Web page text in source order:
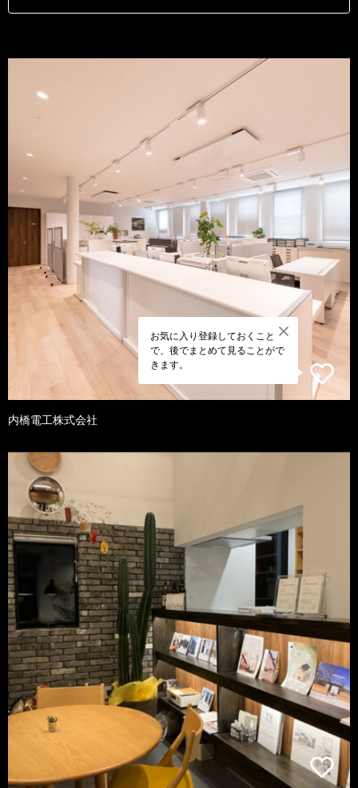
お気に入り登録しておくこと
で、後でまとめて見ることがで
きます。
内橋電工株式会社